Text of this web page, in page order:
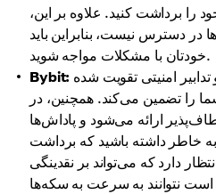
را برداشت کنید. علاوه بر این،
در دسترس نیست، بنابراین باید
خودتان با مشکلات مواجه شوید.
Bybit:
را تضمین می‌کند. همچنین، در
ارائه می‌شود و پاداش‌ها
به خاطر داشته باشید که برداشت
دارد که می‌تواند بر نقدینگی
است نتوانند به سرعت به سکه‌ها